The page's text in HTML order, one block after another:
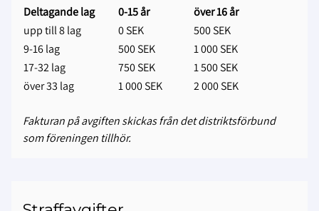
Deltagande lag 0-15 år
över 16 år
upp till 8 lag
0 SEK
500 SEK
9-16 lag
500 SEK
1 000 SEK
17-32 lag
750 SEK
1 500 SEK
över 33 lag
1 000 SEK 2 000 SEK
Fakturan på avgiften skickas från det distriktsförbund
som föreningen tillhör.